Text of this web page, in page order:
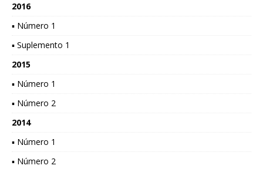
2016
▪ Número 1
▪ Suplemento 1
2015
▪ Número 1
▪ Número 2
2014
▪ Número 1
▪ Número 2